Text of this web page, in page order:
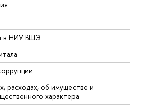
в НИУ ВШЭ
расходах, об имуществе и
характера